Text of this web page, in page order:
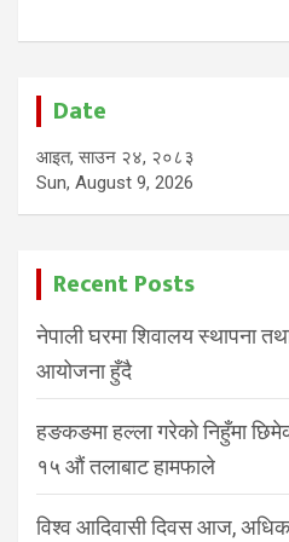
Date
आइत, साउन २४, २०८३
Sun, August 9, 2026
Recent Posts
नेपाली घरमा शिवालय स्थापना
आयोजना हुँदै
हङकङमा हल्ला गरेको निहुँमा
१५ औं तलाबाट हामफाले
विश्व आदिवासी दिवस आज,